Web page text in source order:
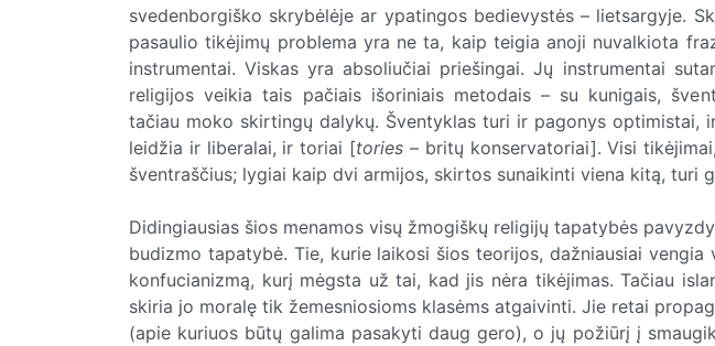
svedenborgiško skrybėlėje ar ypatingos bedievystės – lietsargyje.
pasaulio tikėjimų problema yra ne ta, kaip teigia anoji nuvalkiota
instrumentai. Viskas yra absoliučiai priešingai. Jų instrumentai
religijos veikia tais pačiais išoriniais metodais – su kunigais,
tačiau moko skirtingų dalykų. Šventyklas turi ir pagonys optimistai,
leidžia ir liberalai, ir toriai [tories – britų konservatoriai]. Visi
šventraščius; lygiai kaip dvi armijos, skirtos sunaikinti viena kitą, turi
Didingiausias šios menamos visų žmogiškų religijų tapatybės
budizmo tapatybė. Tie, kurie laikosi šios teorijos, dažniausiai
konfucianizmą, kurį mėgsta už tai, kad jis nėra tikėjimas. Tačiau
skiria jo moralę tik žemesniosioms klasėms atgaivinti. Jie retai
(apie kuriuos būtų galima pasakyti daug gero), o jų požiūrį į